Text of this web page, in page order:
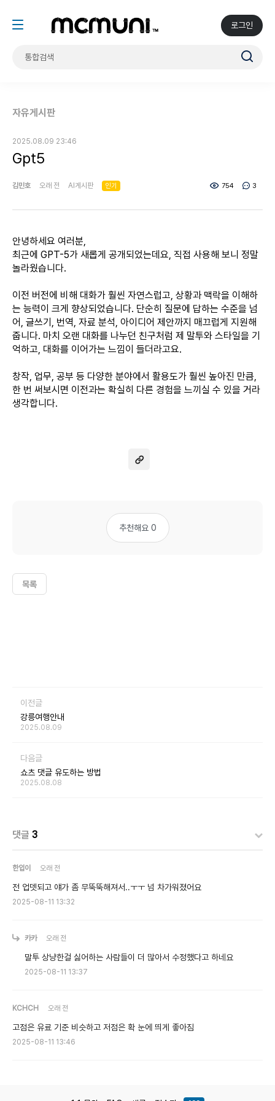
로그인
자유게시판
2025.08.09 23:46
Gpt5
김민호 오래 전 AI게시판 인기 754 3
안녕하세요 여러분,
최근에 GPT-5가 새롭게 공개되었는데요, 직접 사용해 보니 정말
놀라웠습니다.
이전 버전에 비해 대화가 훨씬 자연스럽고, 상황과 맥락을 이해하
는 능력이 크게 향상되었습니다. 단순히 질문에 답하는 수준을 넘
어, 글쓰기, 번역, 자료 분석, 아이디어 제안까지 매끄럽게 지원해
줍니다. 마치 오랜 대화를 나누던 친구처럼 제 말투와 스타일을 기
억하고, 대화를 이어가는 느낌이 들더라고요.
창작, 업무, 공부 등 다양한 분야에서 활용도가 훨씬 높아진 만큼,
한 번 써보시면 이전과는 확실히 다른 경험을 느끼실 수 있을 거라
생각합니다.
추천해요 0
목록
이전글
강릉여행안내
2025.08.09
다음글
쇼츠 댓글 유도하는 방법
2025.08.08
댓글 3
한입이 오래 전
전 업뎃되고 얘가 좀 무뚝뚝해져서..ㅜㅜ 넘 차가워졌어요
2025-08-11 13:32
카카 오래 전
말투 상냥한걸 싫어하는 사람들이 더 많아서 수정했다고 하네요
2025-08-11 13:37
KCHCH 오래 전
고점은 유료 기준 비슷하고 저점은 확 눈에 띄게 좋아짐
2025-08-11 13:46